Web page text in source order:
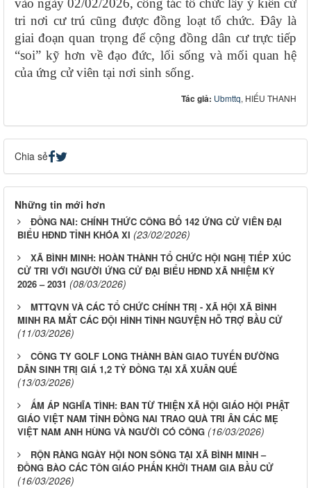
tri nơi cư trú cũng được đồng loạt tổ chức. Đây là
giai đoạn quan trọng để cộng đồng dân cư trực tiếp
“soi” kỹ hơn về đạo đức, lối sống và mối quan hệ
của ứng cử viên tại nơi sinh sống.
Tác giả: Ubmttq, HIẾU THANH
Chia sẻ
Những tin mới hơn
ĐỒNG NAI: CHÍNH THỨC CÔNG BỐ 142 ỨNG CỬ VIÊN ĐẠI
BIỂU HĐND TỈNH KHÓA XI (23/02/2026)
XÃ BÌNH MINH: HOÀN THÀNH TỔ CHỨC HỘI NGHỊ TIẾP XÚC
CỬ TRI VỚI NGƯỜI ỨNG CỬ ĐẠI BIỂU HĐND XÃ NHIỆM KỲ
2026 – 2031 (08/03/2026)
MTTQVN VÀ CÁC TỔ CHỨC CHÍNH TRỊ - XÃ HỘI XÃ BÌNH
MINH RA MẮT CÁC ĐỘI HÌNH TÌNH NGUYỆN HỖ TRỢ BẦU CỬ
(11/03/2026)
CÔNG TY GOLF LONG THÀNH BÀN GIAO TUYẾN ĐƯỜNG
DÂN SINH TRỊ GIÁ 1,2 TỶ ĐỒNG TẠI XÃ XUÂN QUẾ
(13/03/2026)
ẤM ÁP NGHĨA TÌNH: BAN TỪ THIỆN XÃ HỘI GIÁO HỘI PHẬT
GIÁO VIỆT NAM TỈNH ĐỒNG NAI TRAO QUÀ TRI ÂN CÁC MẸ
VIỆT NAM ANH HÙNG VÀ NGƯỜI CÓ CÔNG (16/03/2026)
RỘN RÀNG NGÀY HỘI NON SÔNG TẠI XÃ BÌNH MINH –
ĐỒNG BÀO CÁC TÔN GIÁO PHẤN KHỞI THAM GIA BẦU CỬ
(16/03/2026)